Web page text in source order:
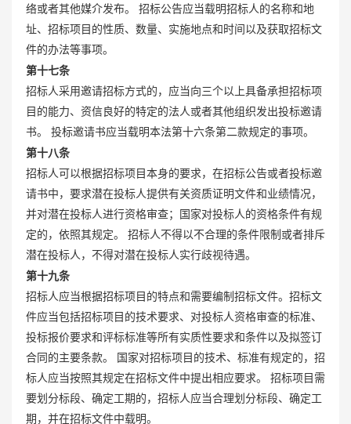
络或者其他媒介发布。 招标公告应当载明招标人的名称和地
址、招标项目的性质、数量、实施地点和时间以及获取招标文
件的办法等事项。
第十七条
招标人采用邀请招标方式的，应当向三个以上具备承担招标项
目的能力、资信良好的特定的法人或者其他组织发出投标邀请
书。 投标邀请书应当载明本法第十六条第二款规定的事项。
第十八条
招标人可以根据招标项目本身的要求，在招标公告或者投标邀
请书中，要求潜在投标人提供有关资质证明文件和业绩情况，
并对潜在投标人进行资格审查；国家对投标人的资格条件有规
定的，依照其规定。 招标人不得以不合理的条件限制或者排斥
潜在投标人，不得对潜在投标人实行歧视待遇。
第十九条
招标人应当根据招标项目的特点和需要编制招标文件。招标文
件应当包括招标项目的技术要求、对投标人资格审查的标准、
投标报价要求和评标标准等所有实质性要求和条件以及拟签订
合同的主要条款。 国家对招标项目的技术、标准有规定的，招
标人应当按照其规定在招标文件中提出相应要求。 招标项目需
要划分标段、确定工期的，招标人应当合理划分标段、确定工
期，并在招标文件中载明。